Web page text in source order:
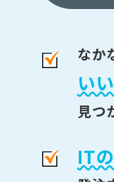
なか
い
見つ
IT